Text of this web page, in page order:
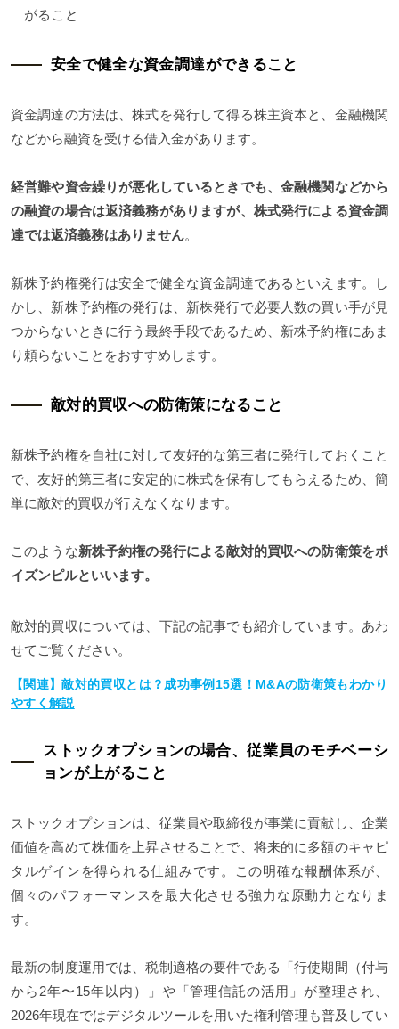
がること
安全で健全な資金調達ができること
資金調達の方法は、株式を発行して得る株主資本と、金融機関
などから融資を受ける借入金があります。
経営難や資金繰りが悪化しているときでも、金融機関などから
の融資の場合は返済義務がありますが、株式発行による資金調
達では返済義務はありません。
新株予約権発行は安全で健全な資金調達であるといえます。し
かし、新株予約権の発行は、新株発行で必要人数の買い手が見
つからないときに行う最終手段であるため、新株予約権にあま
り頼らないことをおすすめします。
敵対的買収への防衛策になること
新株予約権を自社に対して友好的な第三者に発行しておくこと
で、友好的第三者に安定的に株式を保有してもらえるため、簡
単に敵対的買収が行えなくなります。
このような新株予約権の発行による敵対的買収への防衛策をポ
イズンピルといいます。
敵対的買収については、下記の記事でも紹介しています。あわ
せてご覧ください。
【関連】敵対的買収とは？成功事例15選！M&Aの防衛策もわかり
やすく解説
ストックオプションの場合、従業員のモチベーシ
ョンが上がること
ストックオプションは、従業員や取締役が事業に貢献し、企業
価値を高めて株価を上昇させることで、将来的に多額のキャピ
タルゲインを得られる仕組みです。この明確な報酬体系が、
個々のパフォーマンスを最大化させる強力な原動力となりま
す。
最新の制度運用では、税制適格の要件である「行使期間（付与
から2年〜15年以内）」や「管理信託の活用」が整理され、
2026年現在ではデジタルツールを用いた権利管理も普及してい